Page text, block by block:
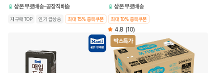
상온무료배송 공장직배송
재구매TOP 인기 급상승 최대 15% 중복쿠폰
상온무료배송
최대 10% 중복쿠폰
4.8 (10)
박스특가